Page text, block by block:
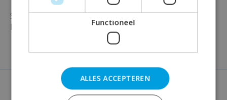
Shop vandaag je tafeldecoratie artikelen bij
Rainbowfeestshop !
Functioneel
ALLES ACCEPTEREN